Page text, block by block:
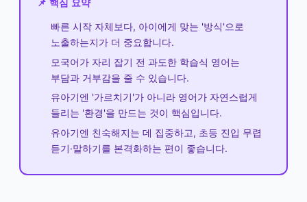
📌 핵심 요약
빠른 시작 자체보다, 아이에게 맞는 '방식'으로
노출하는지가 더 중요합니다.
모국어가 자리 잡기 전 과도한 학습식 영어는
부담과 거부감을 줄 수 있습니다.
유아기엔 '가르치기'가 아니라 영어가 자연스럽게
들리는 '환경'을 만드는 것이 핵심입니다.
유아기엔 친숙해지는 데 집중하고, 초등 진입 무렵
듣기·말하기를 본격화하는 편이 좋습니다.